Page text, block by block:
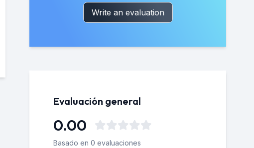
Write an evaluation
Evaluación general
0.00
Basado en 0 evaluaciones